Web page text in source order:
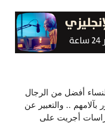
أفضل من الرجال
.. والتعبير عن
أجريت على